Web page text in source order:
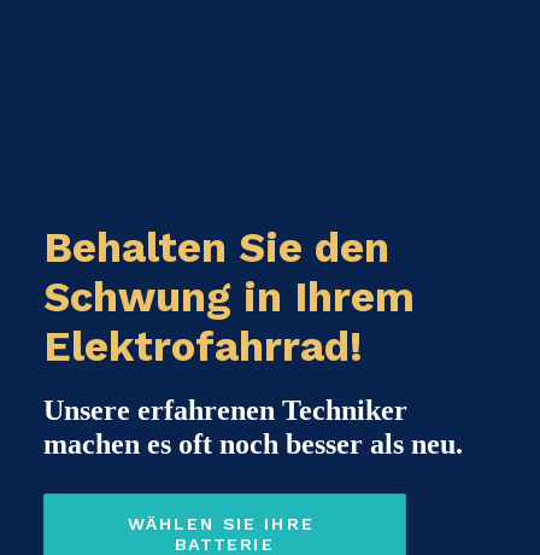
Behalten Sie den
Schwung in Ihrem
Elektrofahrrad!
Unsere erfahrenen Techniker
machen es oft noch besser als neu.
WÄHLEN SIE IHRE
BATTERIE